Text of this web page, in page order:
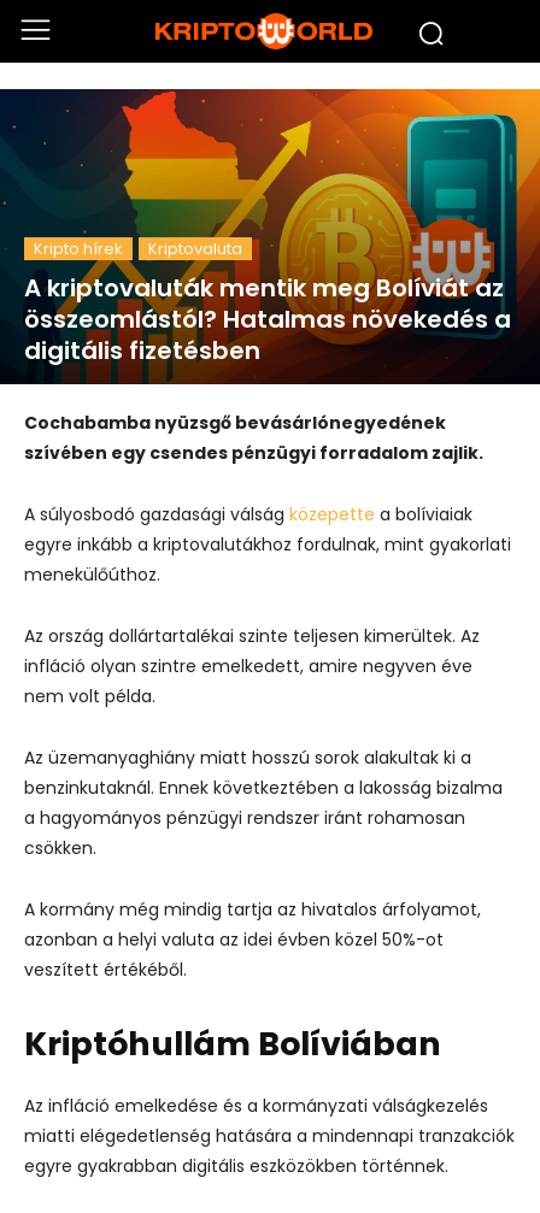
Kripto hírek Kriptovaluta
A kriptovaluták mentik meg Bolíviát az
összeomlástól? Hatalmas növekedés a
digitális fizetésben
Cochabamba nyüzsgő bevásárlónegyedének
szívében egy csendes pénzügyi forradalom zajlik.
A súlyosbodó gazdasági válság közepette a bolíviaiak
egyre inkább a kriptovalutákhoz fordulnak, mint gyakorlati
menekülőúthoz.
Az ország dollártartalékai szinte teljesen kimerültek. Az
infláció olyan szintre emelkedett, amire negyven éve
nem volt példa.
Az üzemanyaghiány miatt hosszú sorok alakultak ki a
benzinkutaknál. Ennek következtében a lakosság bizalma
a hagyományos pénzügyi rendszer iránt rohamosan
csökken.
A kormány még mindig tartja az hivatalos árfolyamot,
azonban a helyi valuta az idei évben közel 50%-ot
veszített értékéből.
Kriptóhullám Bolíviában
Az infláció emelkedése és a kormányzati válságkezelés
miatti elégedetlenség hatására a mindennapi tranzakciók
egyre gyakrabban digitális eszközökben történnek.